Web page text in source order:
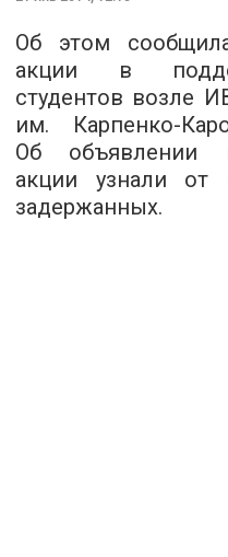
Об этом сообщила
акции в
студентов возле
им. Карпенко-
Об объявлении
акции узнали от
задержанных.